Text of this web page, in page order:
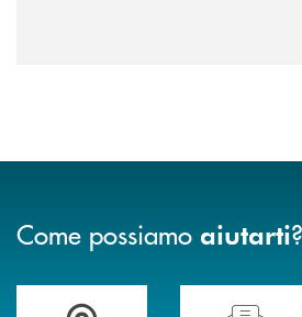
negoziazione esclusiva per la
Come possiamo aiutarti?
Trova la filiale più vicina a TeHai bisogno di